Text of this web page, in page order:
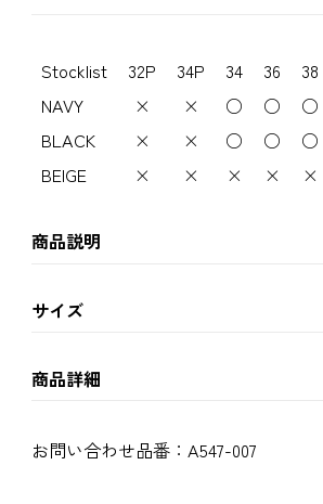
Stocklist 32P 34P 34 36
38
NAVY
× × ○ ○
○
BLACK
× × ○ ○
○
BEIGE
× × × × ×
商品説明
サイズ
商品詳細
お問い合わせ品番： A547-007